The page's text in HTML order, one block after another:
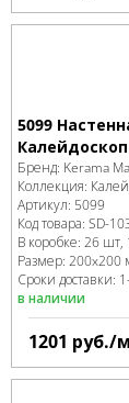
5099
Бренд: Kerama
Коллекция:
Артикул: 5099
Код товара: SD-
В коробке: 26 шт,
Размер: 200x200
Сроки доставки:
в наличии
1201 руб./м